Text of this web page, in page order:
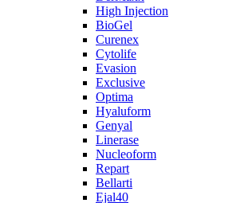
High Injection
BioGel
Curenex
Cytolife
Evasion
Exclusive
Optima
Hyaluform
Genyal
Linerase
Nucleoform
Repart
Bellarti
Ejal40